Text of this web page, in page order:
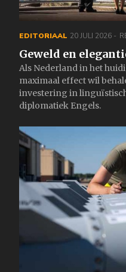
EDITORIAAL 20 JULI 2026
Geweld en
Als Nederland in het
maximaal effect wil
investering in
diplomatiek Engels.